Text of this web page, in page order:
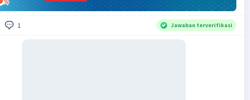
1 Jawaban terverifikasi